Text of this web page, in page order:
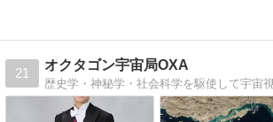
21
オクタゴン宇宙局OXA